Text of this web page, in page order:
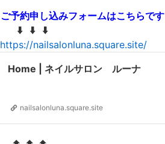
ご予約申し込みフォームはこちらです
⬇️ ⬇️ ⬇️
https://nailsalonluna.square.site/
Home | ネイルサロン ルーナ
nailsalonluna.square.site